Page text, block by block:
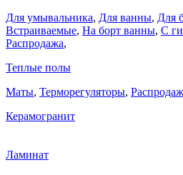
Для умывальника, Для ванны, Для
Встраиваемые, На борт ванны, C
Распродажа,
Теплые полы
Маты, Терморегуляторы,
Керамогранит
Ламинат